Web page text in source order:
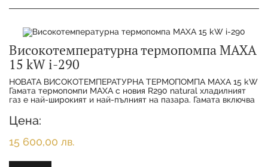
Високотемпературна термопомпа MAXA
15 kW i-290
НОВАТА ВИСОКОТЕМПЕРАТУРНА ТЕРМОПОМПА MAXA 15 kW
Гамата термопомпи MAXA с новия R290 natural хладилният
газ е най-широкият и най-пълният на пазара. Гамата включва
Цена:
15 600,00 лв.